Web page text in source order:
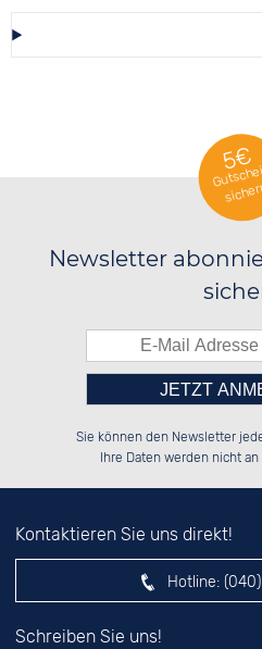
5€
Newsletter
██░░░░░░░░████░░██░░██░░██░░██░░
██████░░░░░░██░░██████░░██████░░
░░░░██░░░░░░██░░░░░░██░░██░░██░░
Sie können den Newsletter
Ihre Daten werden nicht
Kontaktieren Sie uns direkt!
Hotline:
Schreiben Sie uns!